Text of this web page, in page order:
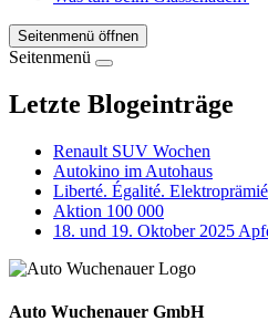
Seitenmenü öffnen
Seitenmenü
Letzte Blogeinträge
Renault SUV Wochen
Autokino im Autohaus
Liberté. Égalité.
Aktion 100 000
18. und 19. Oktober 2025
Auto Wuchenauer GmbH